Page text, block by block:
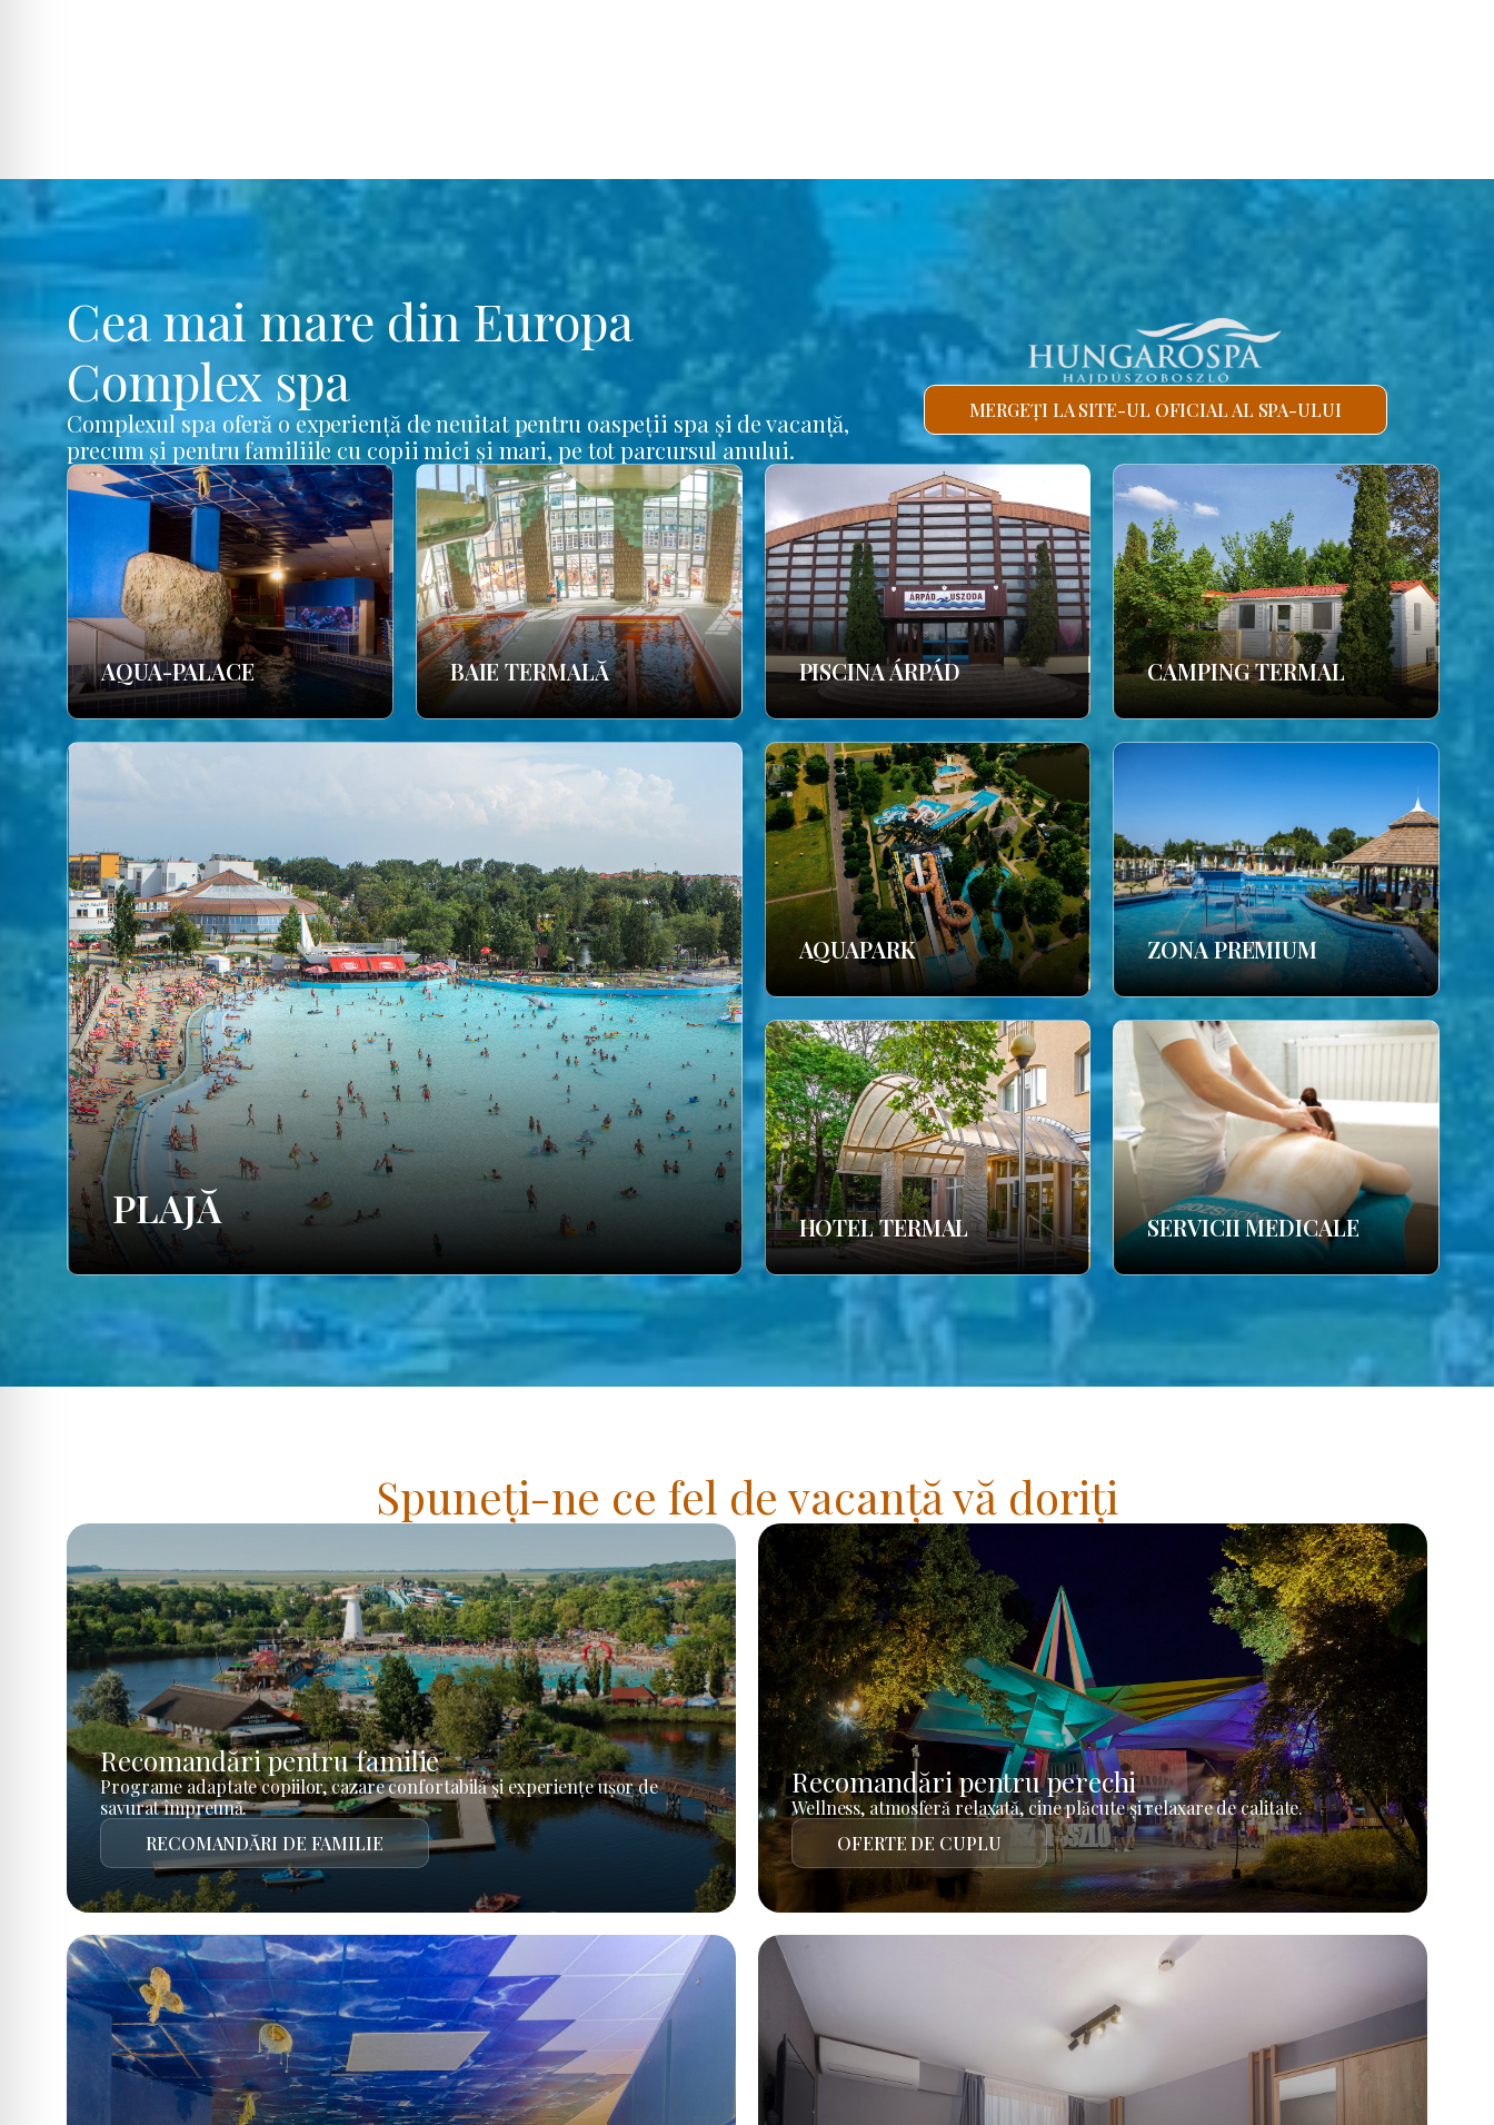
Cea mai mare din Europa
Complex spa
Complexul spa oferă o experiență de neuitat pentru oaspeții spa și de vacanță,
precum și pentru familiile cu copii mici și mari, pe tot parcursul anului.
MERGEȚI LA SITE-UL OFICIAL AL SPA-ULUI
AQUA-PALACE BAIE TERMALĂ PISCINA ÁRPÁD CAMPING TERMAL
PLAJĂ
AQUAPARK ZONA PREMIUM
HOTEL TERMAL SERVICII MEDICALE
Spuneți-ne ce fel de vacanță vă doriți
Recomandări pentru familie
Programe adaptate copiilor, cazare confortabilă și experiențe ușor de
savurat împreună.
RECOMANDĂRI DE FAMILIE
Recomandări pentru perechi
Wellness, atmosferă relaxată, cine plăcute și relaxare de calitate.
OFERTE DE CUPLU